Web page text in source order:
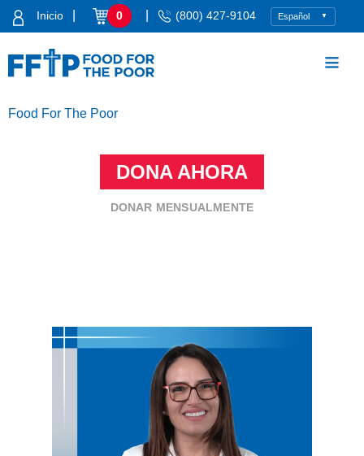
Skip
Inicio 0 (800) 427-9104
Food For The Poor
DONA AHORA
DONAR MENSUALMENTE